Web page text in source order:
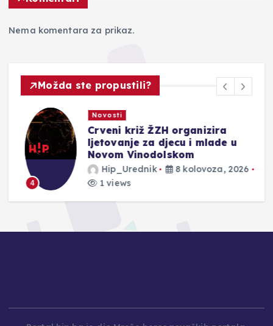
Nema komentara za prikaz.
Možda ste propustili?
4
Novosti
Crveni križ ŽZH organizira
ljetovanje za djecu i mlade u
Novom Vinodolskom
Hip_Urednik
8 kolovoza, 2026
1 views